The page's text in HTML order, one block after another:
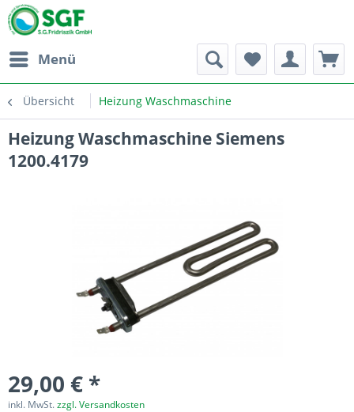
Menü
Übersicht Heizung Waschmaschine
Heizung Waschmaschine Siemens
1200.4179
29,00 € *
inkl. MwSt.zzgl. Versandkosten